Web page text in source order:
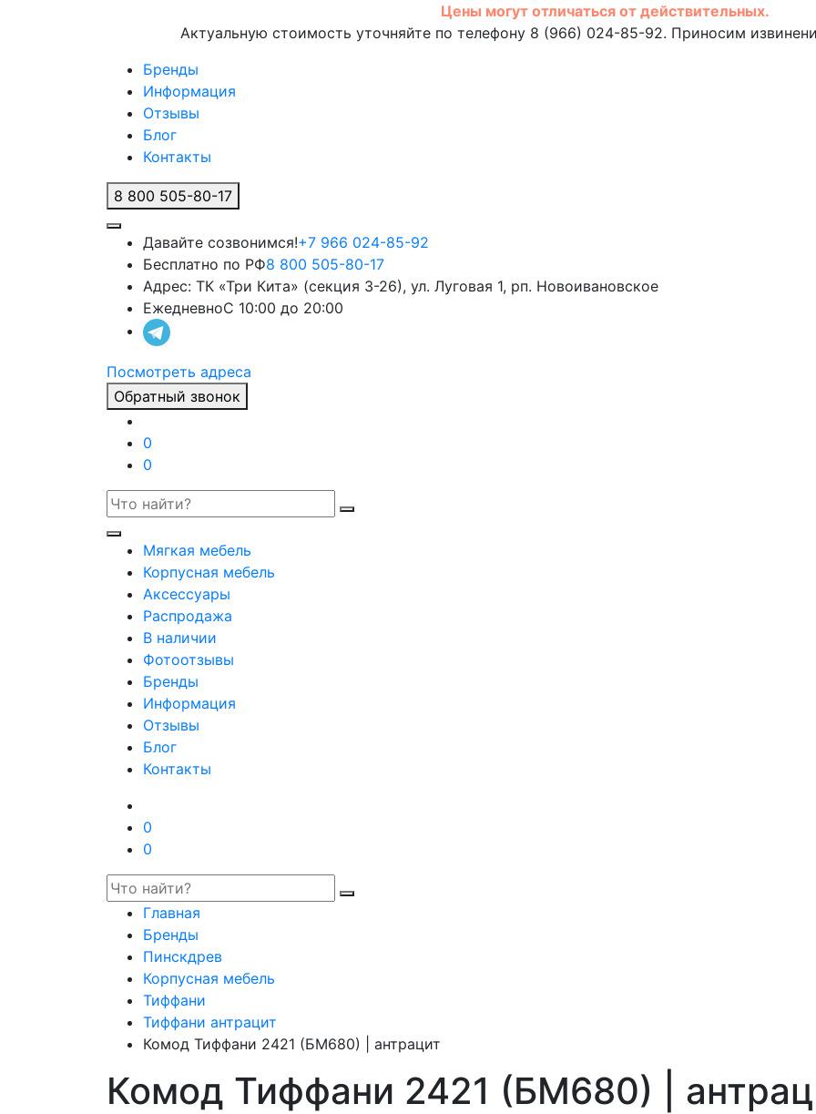
Цены могут отличаться от действительных.
Актуальную стоимость уточняйте по телефону 8 (966) 024-85-92. Приносим
Бренды
Информация
Отзывы
Блог
Контакты
8 800 505-80-17
Давайте созвонимся!+7 966 024-85-92
Бесплатно по РФ8 800 505-80-17
Адрес: ТК «Три Кита» (секция 3-26), ул. Луговая 1, рп. Новоивановское
ЕжедневноС 10:00 до 20:00
Посмотреть адреса
Обратный звонок
0
0
Мягкая мебель
Корпусная мебель
Аксессуары
Распродажа
В наличии
Фотоотзывы
Бренды
Информация
Отзывы
Блог
Контакты
0
0
Главная
Бренды
Пинскдрев
Корпусная мебель
Тиффани
Тиффани антрацит
Комод Тиффани 2421 (БМ680) | антрацит
Комод Тиффани 2421 (БМ680) |